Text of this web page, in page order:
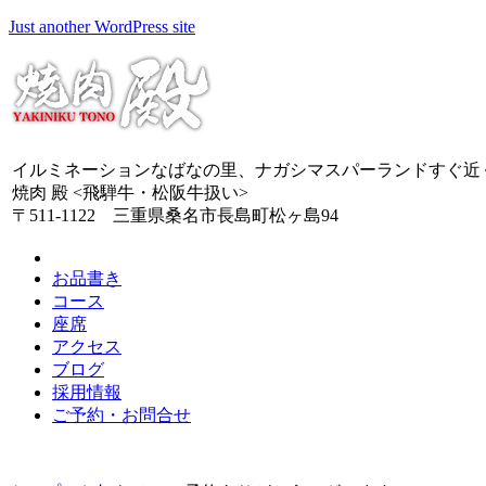
Just another WordPress site
イルミネーションなばなの里、ナガシマスパーランドすぐ近
焼肉 殿 <飛騨牛・松阪牛扱い>
〒511-1122 三重県桑名市長島町松ヶ島94
お品書き
コース
座席
アクセス
ブログ
採用情報
ご予約・お問合せ